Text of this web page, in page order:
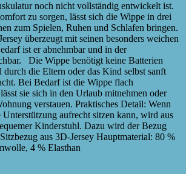
noch nicht vollständig entwickelt ist.
zu sorgen, lässt sich die Wippe in drei
zum Spielen, Ruhen und Schlafen bringen.
überzeugt mit seinen besonders weichen
ist er abnehmbar und in der
Die Wippe benötigt keine Batterien
die Eltern oder das Kind selbst sanft
Bei Bedarf ist die Wippe flach
sie sich in den Urlaub mitnehmen oder
verstauen. Praktisches Detail: Wenn
aufrecht sitzen kann, wird aus
Kinderstuhl. Dazu wird der Bezug
aus 3D-Jersey Hauptmaterial: 80 %
4 % Elasthan